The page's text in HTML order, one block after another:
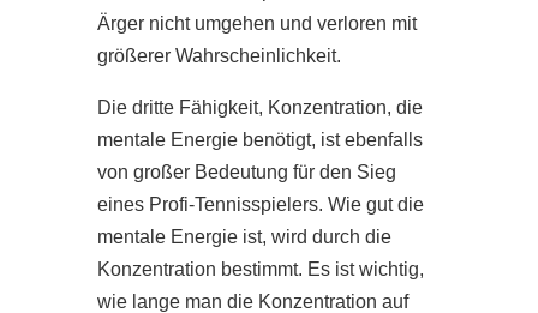
Ärger nicht umgehen und verloren mit
größerer Wahrscheinlichkeit.
Die dritte Fähigkeit, Konzentration, die
mentale Energie benötigt, ist ebenfalls
von großer Bedeutung für den Sieg
eines Profi-Tennisspielers. Wie gut die
mentale Energie ist, wird durch die
Konzentration bestimmt. Es ist wichtig,
wie lange man die Konzentration auf